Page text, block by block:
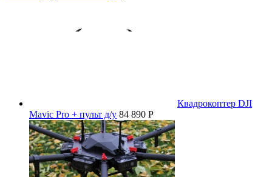
Квадрокоптер DJI
Mavic Pro + пульт д/у 84 890 P